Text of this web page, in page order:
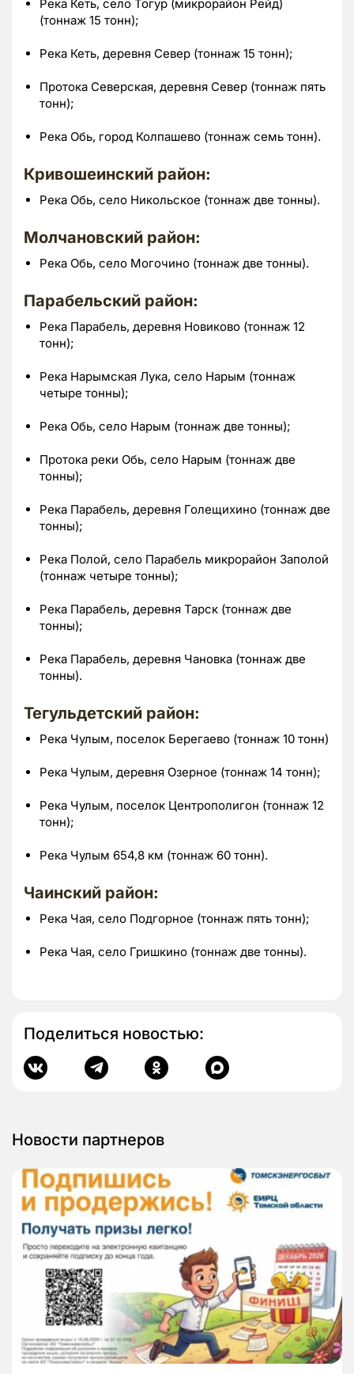
Река Кеть, село Тогур (микрорайон Рейд)
(тоннаж 15 тонн);
Река Кеть, деревня Север (тоннаж 15 тонн);
Протока Северская, деревня Север (тоннаж пять
тонн);
Река Обь, город Колпашево (тоннаж семь тонн).
Кривошеинский район:
Река Обь, село Никольское (тоннаж две тонны).
Молчановский район:
Река Обь, село Могочино (тоннаж две тонны).
Парабельский район:
Река Парабель, деревня Новиково (тоннаж 12
тонн);
Река Нарымская Лука, село Нарым (тоннаж
четыре тонны);
Река Обь, село Нарым (тоннаж две тонны);
Протока реки Обь, село Нарым (тоннаж две
тонны);
Река Парабель, деревня Голещихино (тоннаж две
тонны);
Река Полой, село Парабель микрорайон Заполой
(тоннаж четыре тонны);
Река Парабель, деревня Тарск (тоннаж две
тонны);
Река Парабель, деревня Чановка (тоннаж две
тонны).
Тегульдетский район:
Река Чулым, поселок Берегаево (тоннаж 10 тонн)
Река Чулым, деревня Озерное (тоннаж 14 тонн);
Река Чулым, поселок Центрополигон (тоннаж 12
тонн);
Река Чулым 654,8 км (тоннаж 60 тонн).
Чаинский район:
Река Чая, село Подгорное (тоннаж пять тонн);
Река Чая, село Гришкино (тоннаж две тонны).
Поделиться новостью:
Новости партнеров